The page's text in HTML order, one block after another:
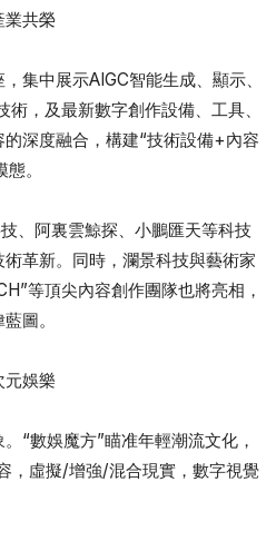
業共榮
集中展示AIGC智能生成、顯示、
，及最新數字創作設備、工具、
深度融合，構建“技術設備+內容
。
、阿裏雲鯨探、小鵬匯天等科技
革新。同時，瀾景科技與藝術家
等頂尖內容創作團隊也將亮相，
圖。
元娛樂
“數娛魔方”瞄准年輕潮流文化，
，虛擬/增強/混合現實，數字視覺